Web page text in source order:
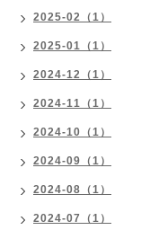
2025-02（1）
2025-01（1）
2024-12（1）
2024-11（1）
2024-10（1）
2024-09（1）
2024-08（1）
2024-07（1）